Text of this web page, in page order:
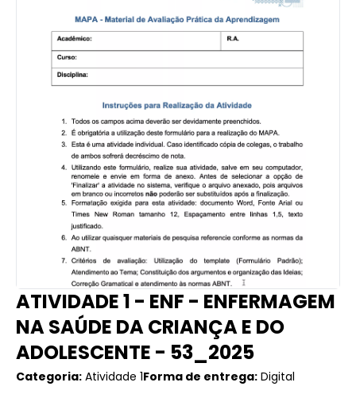
ATIVIDADE 1 - ENF - ENFERMAGEM
NA SAÚDE DA CRIANÇA E DO
ADOLESCENTE - 53_2025
Categoria: Atividade 1Forma de entrega: Digital